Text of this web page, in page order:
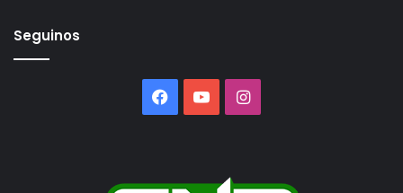
Seguinos
Facebook
YouTubeInstagram